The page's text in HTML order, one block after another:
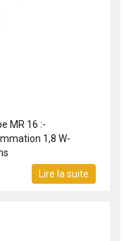
MR 16 :-
1,8 W-
Lire la suite